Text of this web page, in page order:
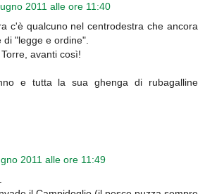
2011 alle ore 11:40
c'è qualcuno nel centrodestra che ancora
"legge e ordine".
avanti così!
e tutta la sua ghenga di rubagalline
2011 alle ore 11:49